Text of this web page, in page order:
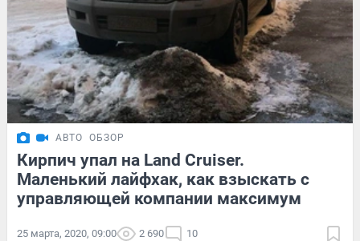
АВТО ОБЗОР
Кирпич упал на Land Cruiser.
Маленький лайфхак, как взыскать с
управляющей компании максимум
25 марта, 2020, 09:00 2 690 10